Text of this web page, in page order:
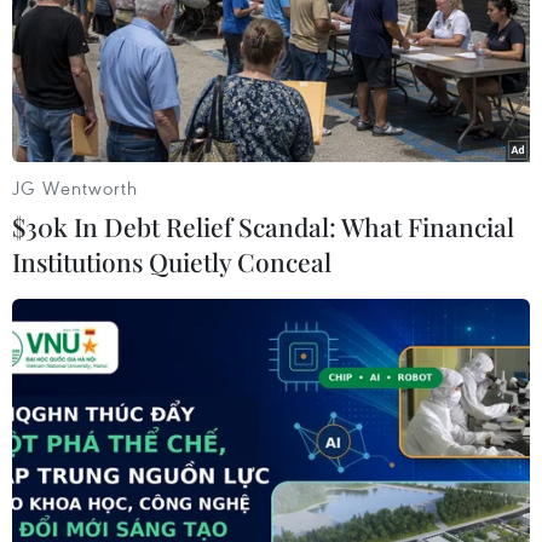
không vui?
08/08/2026 03:37
Ông Kim Sang-sik trăn trở gì về
hàng phòng ngự trước bán kết
ASEAN Cup?
08/08/2026 00:13
ASEAN Cup 2026: Truyền thông
châu Á ca ngợi chiến thắng của tuyển
07/08/2026 22:58
HLV Kim Sang-sik: 'Tôi mong Đình
Bắc vươn xa hơn tầm Đông Nam Á'
JG Wentworth
$30k In Debt Relief Scandal: What Financial
Institutions Quietly Conceal